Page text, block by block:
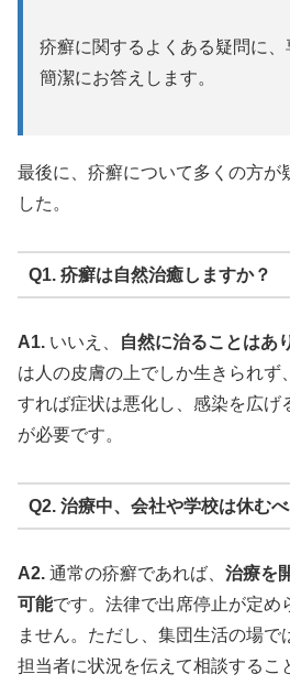
疥癬に関するよくある疑問に
簡潔にお答えします。
最後に、疥癬について多くの方が
した。
Q1. 疥癬は自然治癒しますか？
A1. いいえ、 自然に治ることはあ
は人の皮膚の上でしか生きられず
すれば症状は悪化し、感染を広げ
が必要です。
Q2. 治療中、会社や学校は休む
A2. 通常の疥癬であれば、 治療を
可能です。法律で出席停止が定め
ません。ただし、集団生活の場
担当者に状況を伝えて相談するこ